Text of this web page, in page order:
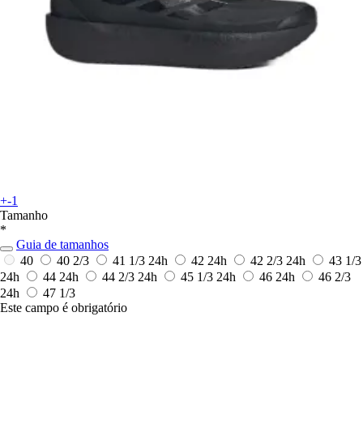
+-1
Tamanho
*
Guia de tamanhos
40
40 2/3 41 1/3 24h 42 24h 42 2/3 24h
43 1/3
24h
44 24h 44 2/3 24h 45 1/3 24h 46 24h
46 2/3
24h
47 1/3
Este campo é obrigatório